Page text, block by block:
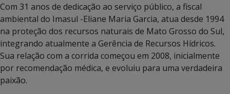
Com 31 anos de dedicação ao serviço público, a fiscal
ambiental do Imasul -Eliane Maria Garcia, atua desde 1994
na proteção dos recursos naturais de Mato Grosso do Sul,
integrando atualmente a Gerência de Recursos Hídricos.
Sua relação com a corrida começou em 2008, inicialmente
por recomendação médica, e evoluiu para uma verdadeira
paixão.